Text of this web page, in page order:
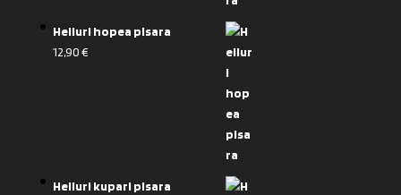
Heiluri hopea pisara
12,90€
Heiluri kupari pisara